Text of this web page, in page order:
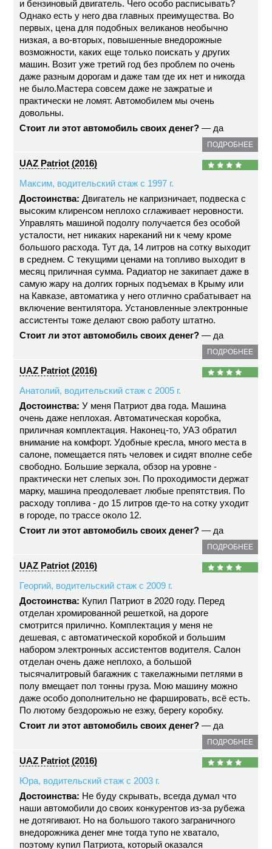
и бензиновый двигатель. Чего особо расписывать?
Однако есть у него два главных преимущества. Во
первых, цена для подобных великанов необычно
низкая, а во-вторых, повышенные внедорожные
возможности, каких еще только поискать у других
машин. Возит уже третий год без проблем по очень
даже разным дорогам и даже там где их нет и никогда
не было.Мастера совсем даже не зажратые и
практически не ломят. Автомобилем мы очень
довольны.
Стоит ли этот автомобиль своих денег? — да
ПОДРОБНЕЕ
UAZ Patriot (2016)
Максим, водительский стаж с 1997 г.
Достоинства: Двигатель не капризничает, подвеска с
высоким клиренсом неплохо сглаживает неровности.
Управлять машиной подолгу получается без особой
усталости, нет никаких нареканий ни к чему кроме
большого расхода. Тут да, 14 литров на сотку выходит
в среднем. С текущими ценами на топливо выходит в
месяц приличная сумма. Радиатор не закипает даже в
самую жару на долгих горных подъемах в Крыму или
на Кавказе, автоматика у него отлично срабатывает на
включение вентилятора. Установленные электронные
ассистенты тоже делают свою работу штатно.
Стоит ли этот автомобиль своих денег? — да
ПОДРОБНЕЕ
UAZ Patriot (2016)
Анатолий, водительский стаж с 2005 г.
Достоинства: У меня Патриот два года. Машина
очень даже неплохая. Автоматическая коробка,
приличная комплектация. Наконец-то, УАЗ обратил
внимание на комфорт. Удобные кресла, много места в
салоне, помещается пять человек и сидят вполне себе
свободно. Большие зеркала, обзор на уровне -
практически нет слепых зон. По проходимости держат
марку, машина преодолевает любые препятствия. По
расходу топлива - до 15 литров где-то на сотку уходит
в городе, по трассе около 12.
Стоит ли этот автомобиль своих денег? — да
ПОДРОБНЕЕ
UAZ Patriot (2016)
Георгий, водительский стаж с 2009 г.
Достоинства: Купил Патриот в 2020 году. Перед
отделан хромированной решеткой, на дороге
смотрится прилично. Комплектация у меня не
дешевая, с автоматической коробкой и большим
набором электронных ассистентов водителя. Салон
отделан очень даже неплохо, а большой
тысячалитровый багажник с такелажными петлями в
полу вмещает пол тонны груза. Мою машину можно
даже особо дополнительно не фаршировать, всё есть.
По лютому бездорожью не езжу, берегу коробку.
Стоит ли этот автомобиль своих денег? — да
ПОДРОБНЕЕ
UAZ Patriot (2016)
Юра, водительский стаж с 2003 г.
Достоинства: Не буду скрывать, всегда думал что
наши автомобили до своих конкурентов из-за рубежа
не дотягивают. Но на большого такого заграничного
внедорожника денег мне тогда тупо не хватало,
поэтому купил Патриота, который оказался